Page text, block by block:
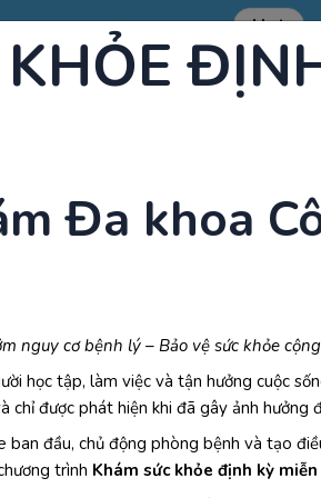
Hot
ƯU ĐÃI KHÁM TỔNG QUÁT
Chuẩn Đoán Tầm Soát & Phòng
Thư viện khám thai Khám thai không
Đa khoa
nguy cơ bệnh lý – Bảo vệ sức khỏe
học tập, làm việc và tận hưởng cuộc
được phát hiện khi đã gây ảnh hưởng
đầu, chủ động phòng bệnh và tạo
trình Khám sức khỏe định kỳ